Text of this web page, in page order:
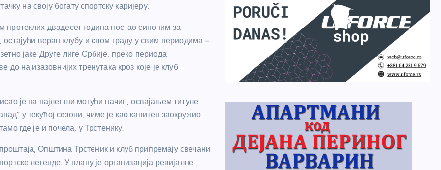
на своју богату спортску каријеру.
протеклих двадесет година постао синоним за
остајући веран клубу и свом граду у свим периодима –
јаке Друге лиге Србије, преко периода
до најизазовнијих тренутака кроз које је клуб
је на најлепши могући начин, освајањем титуле
у текућој сезони, чиме је као капитен заокружио
где је и почела, у Трстенику.
Општина Трстеник и клуб припремају свечани
легенде. У плану је организација ревијалне